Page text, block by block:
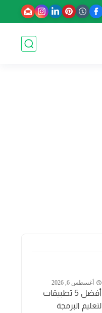
أغسطس 6, 2026
أفضل 5 تطبيقات
لتعليم البرمجة